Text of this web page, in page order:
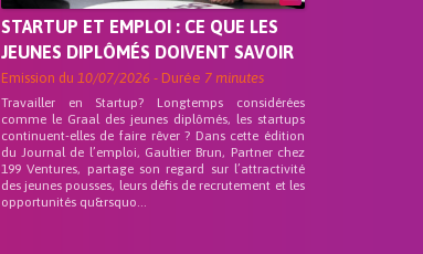
STARTUP ET EMPLOI : CE QUE LES
JEUNES DIPLÔMÉS DOIVENT SAVOIR
Emission du 10/07/2026 - Durée 7 minutes
Travailler en Startup? Longtemps considérées
comme le Graal des jeunes diplômés, les startups
continuent-elles de faire rêver ? Dans cette édition
du Journal de l’emploi, Gaultier Brun, Partner chez
199 Ventures, partage son regard sur l’attractivité
des jeunes pousses, leurs défis de recrutement et les
opportunités qu&rsquo...